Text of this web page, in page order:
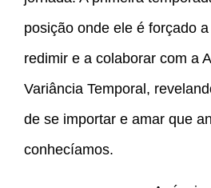
posição onde ele é forçado
redimir e a colaborar com a
Variância Temporal,
de se importar e amar que
conhecíamos.